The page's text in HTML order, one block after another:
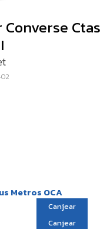
Ctas
Metros OCA
Canjear
Canjear